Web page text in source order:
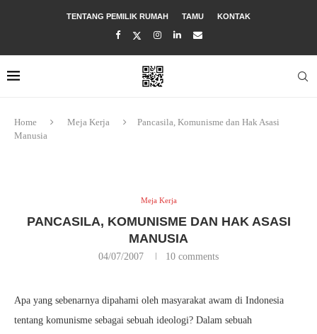
TENTANG PEMILIK RUMAH TAMU KONTAK
Home Meja Kerja
Pancasila, Komunisme dan Hak Asasi
Manusia
Meja Kerja
PANCASILA, KOMUNISME DAN HAK ASASI
MANUSIA
04/07/2007 10 comments
Apa yang sebenarnya dipahami oleh masyarakat awam di Indonesia
tentang komunisme sebagai sebuah ideologi? Dalam sebuah